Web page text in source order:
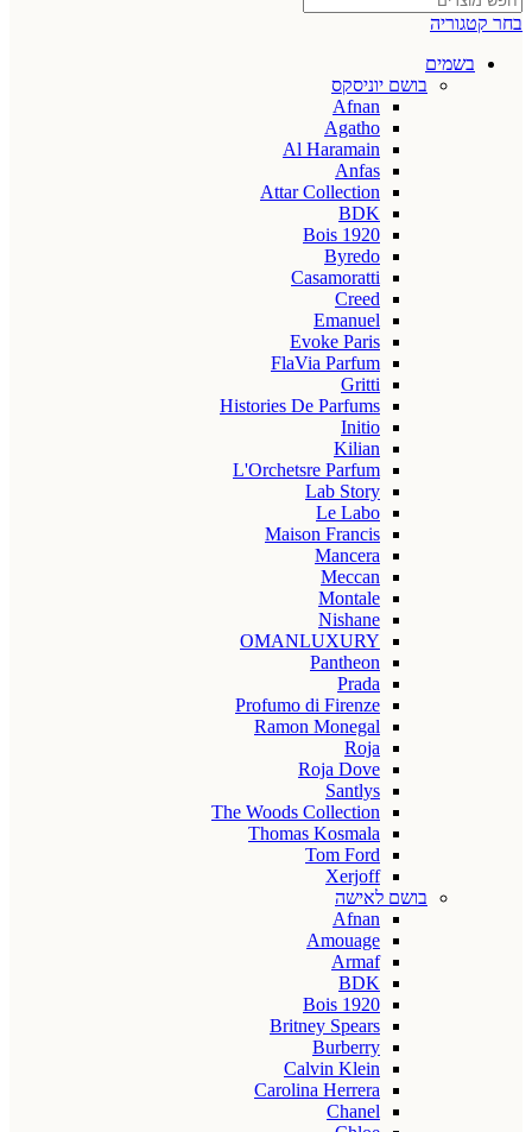
בחר קטגוריה
בשמים
בושם יוניסקס
Afnan
Agatho
Al Haramain
Anfas
Attar Collection
BDK
Bois 1920
Byredo
Casamoratti
Creed
Emanuel
Evoke Paris
FlaVia Parfum
Gritti
Histories De Parfums
Initio
Kilian
L'Orchetsre Parfum
Lab Story
Le Labo
Maison Francis
Mancera
Meccan
Montale
Nishane
OMANLUXURY
Pantheon
Prada
Profumo di Firenze
Ramon Monegal
Roja
Roja Dove
Santlys
The Woods Collection
Thomas Kosmala
Tom Ford
Xerjoff
בושם לאישה
Afnan
Amouage
Armaf
BDK
Bois 1920
Britney Spears
Burberry
Calvin Klein
Carolina Herrera
Chanel